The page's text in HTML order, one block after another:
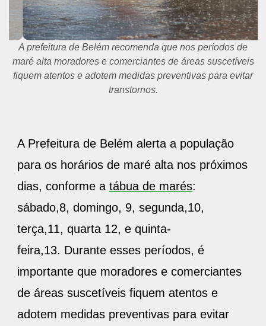
A prefeitura de Belém recomenda que nos períodos de
maré alta moradores e comerciantes de áreas suscetíveis
fiquem atentos e adotem medidas preventivas para evitar
transtornos.
A Prefeitura de Belém alerta a população
para os horários de maré alta nos próximos
dias, conforme a tábua de marés:
sábado,8, domingo, 9, segunda,10,
terça,11, quarta 12, e quinta-
feira,13. Durante esses períodos, é
importante que moradores e comerciantes
de áreas suscetíveis fiquem atentos e
adotem medidas preventivas para evitar